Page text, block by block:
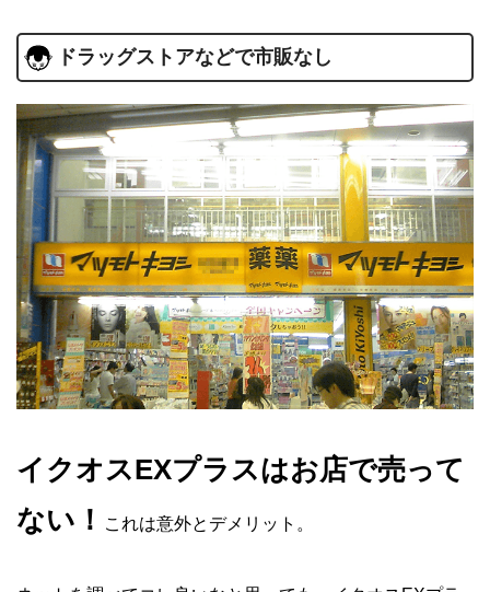
ドラッグストアなどで市販なし
イクオスEXプラスはお店で売って
ない！
これは意外とデメリット。